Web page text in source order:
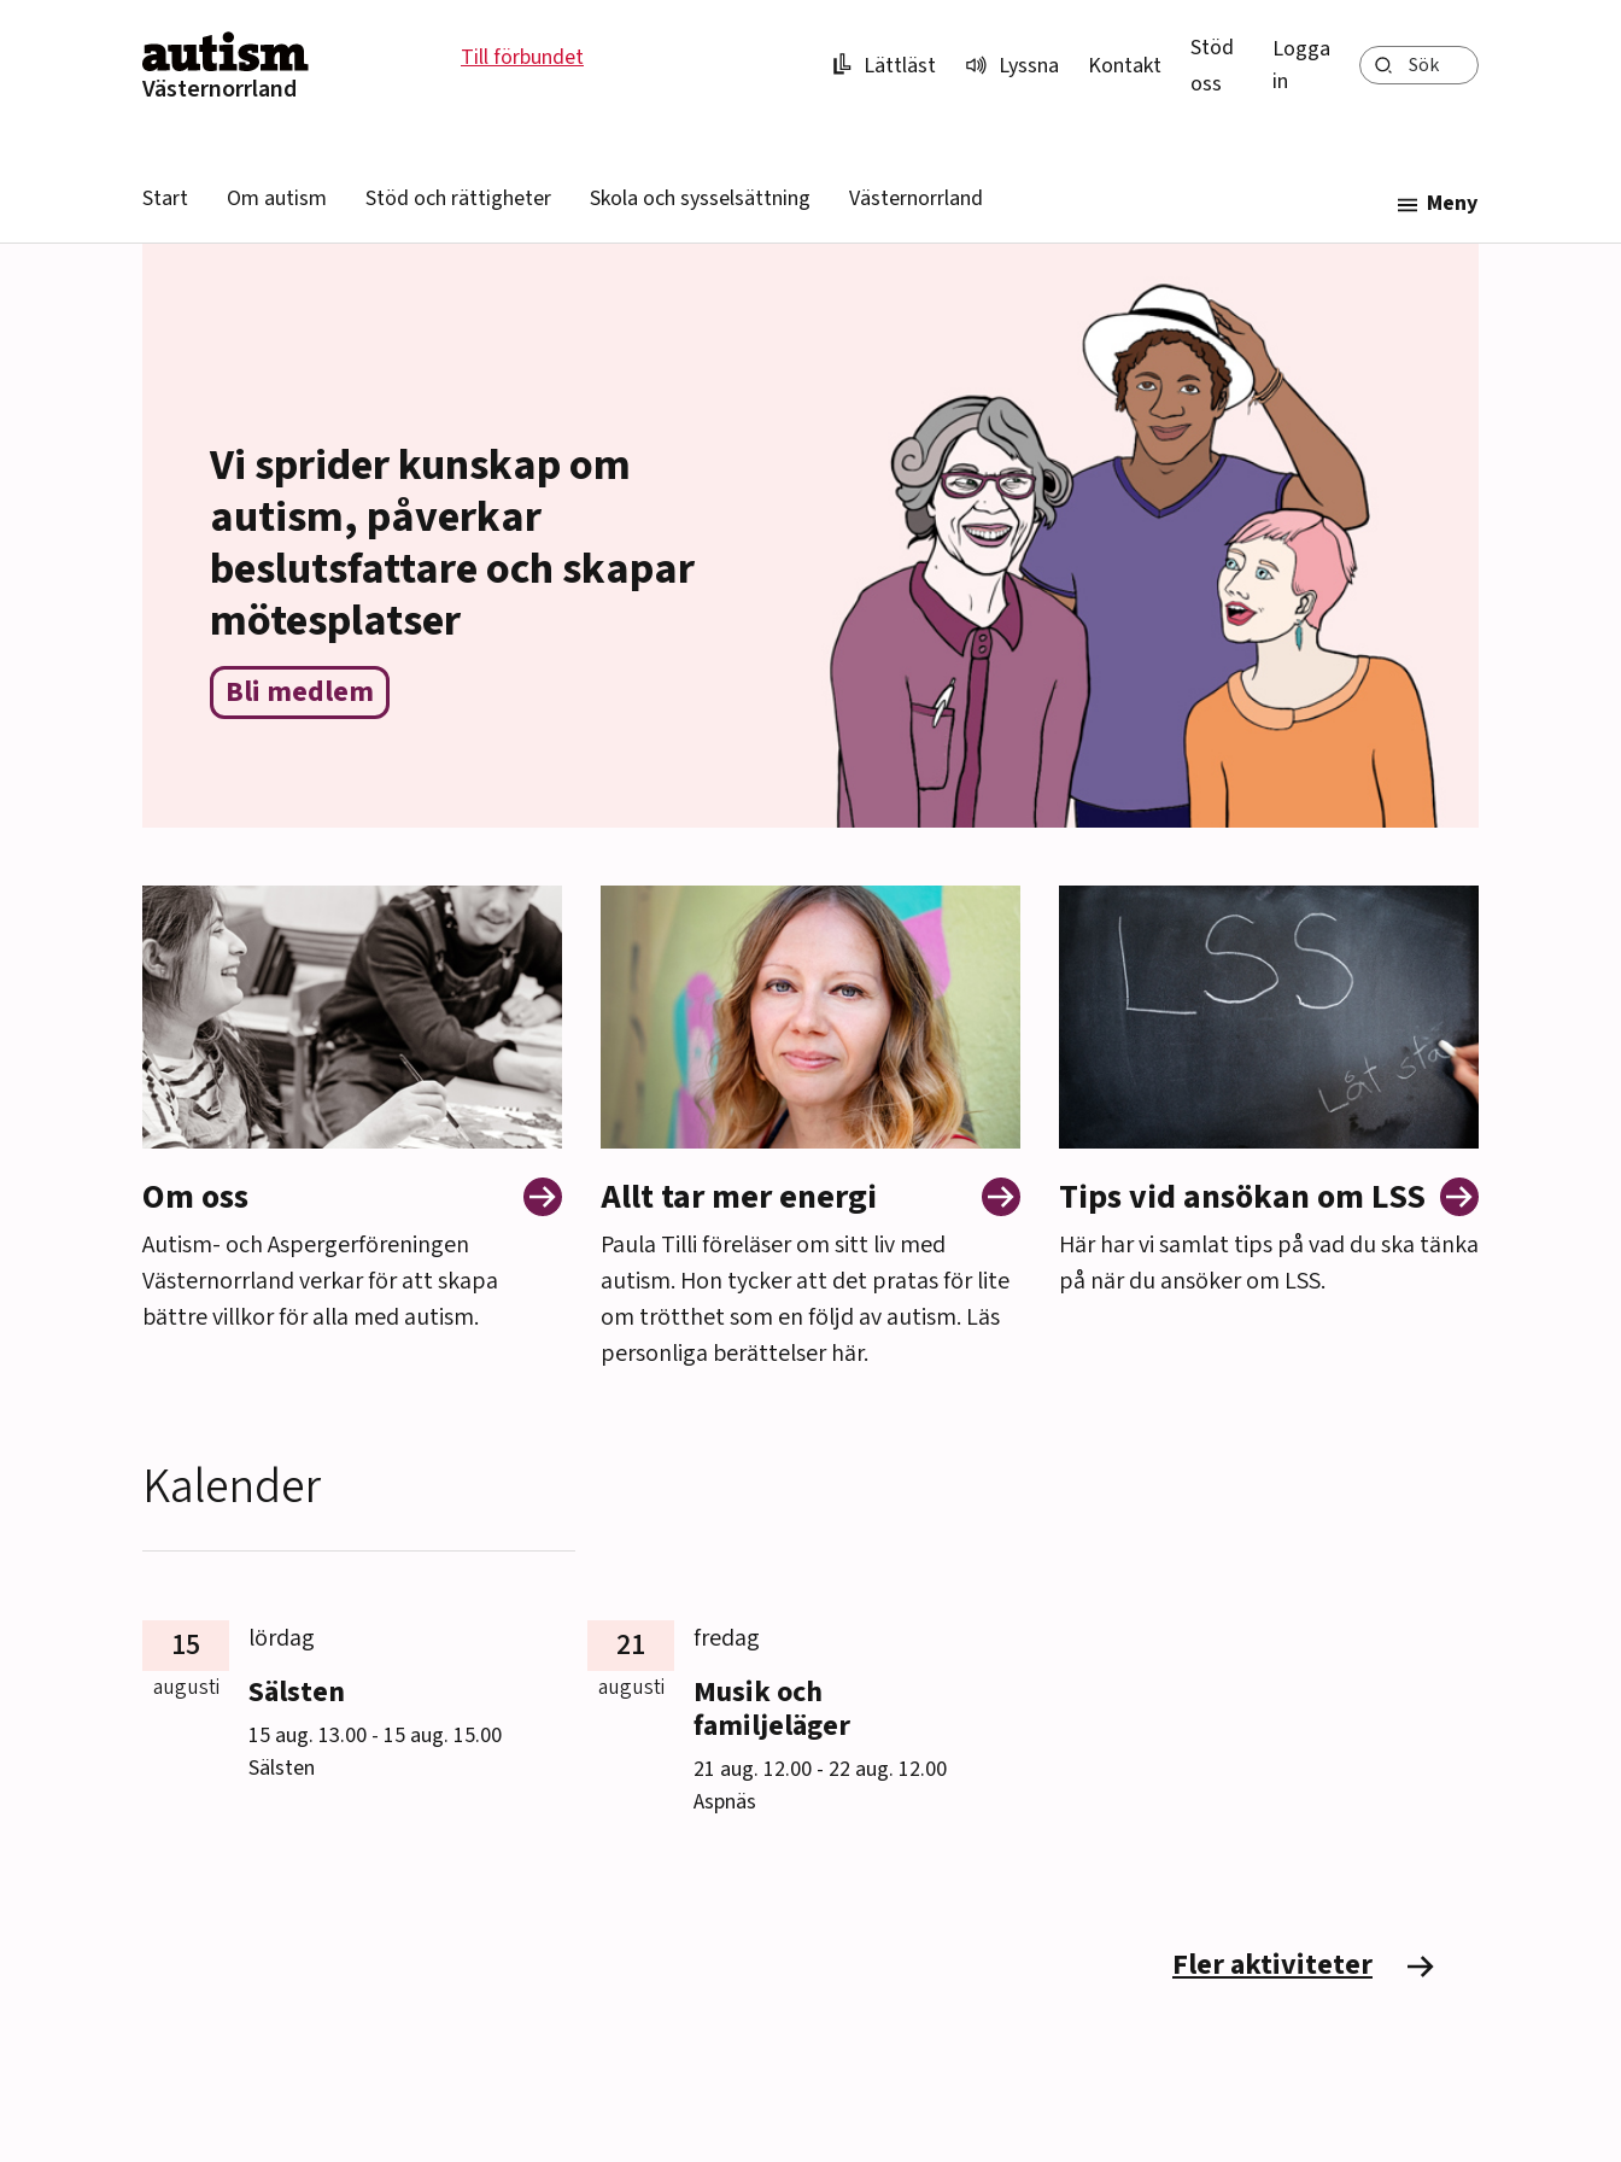
Västernorrland
Till förbundet Lättläst Lyssna Kontakt
Stöd
oss
Logga
in
Sök
Start Om autism Stöd och rättigheter Skola och sysselsättning Västernorrland Meny
Vi sprider kunskap om
autism, påverkar
beslutsfattare och skapar
mötesplatser
Bli medlem
Om oss
Autism- och Aspergerföreningen
Västernorrland verkar för att skapa
bättre villkor för alla med autism.
Allt tar mer energi
Paula Tilli föreläser om sitt liv med
autism. Hon tycker att det pratas för lite
om trötthet som en följd av autism. Läs
personliga berättelser här.
Tips vid ansökan om LSS
Här har vi samlat tips på vad du ska tänka
på när du ansöker om LSS.
Kalender
15
augusti
lördag
Sälsten
15 aug. 13.00 till
- 15 aug. 15.00
Sälsten
21
augusti
fredag
Musik och
familjeläger
21 aug. 12.00 till
- 22 aug. 12.00
Aspnäs
Fler aktiviteter